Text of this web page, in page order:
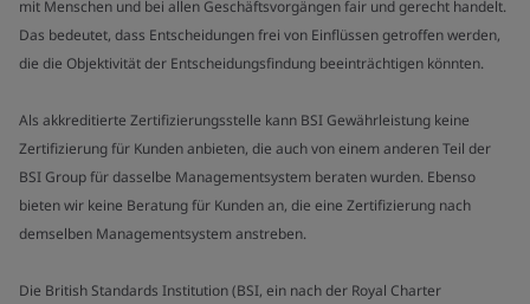
mit Menschen und bei allen Geschäftsvorgängen fair und gerecht handelt.
Das bedeutet, dass Entscheidungen frei von Einflüssen getroffen werden,
die die Objektivität der Entscheidungsfindung beeinträchtigen könnten.
Als akkreditierte Zertifizierungsstelle kann BSI Gewährleistung keine
Zertifizierung für Kunden anbieten, die auch von einem anderen Teil der
BSI Group für dasselbe Managementsystem beraten wurden. Ebenso
bieten wir keine Beratung für Kunden an, die eine Zertifizierung nach
demselben Managementsystem anstreben.
Die British Standards Institution (BSI, ein nach der Royal Charter